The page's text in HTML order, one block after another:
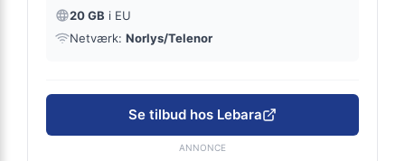
20 GB i EU
Netværk: Norlys/Telenor
Se tilbud hos Lebara
ANNONCE